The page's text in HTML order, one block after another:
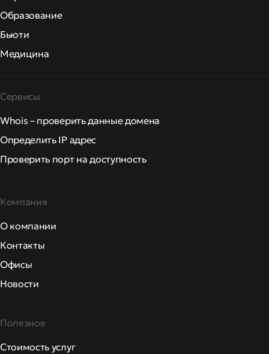
Образование
Бьюти
Медицина
Сервисы
Whois – проверить данные домена
Определить IP адрес
Проверить порт на доступность
Компания
О компании
Контакты
Офисы
Новости
Полезное
Стоимость услуг